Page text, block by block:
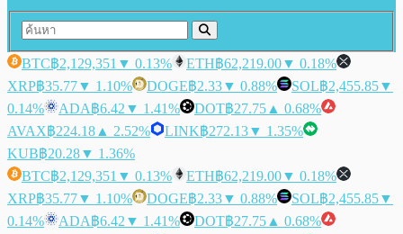
BTC฿2,129,351 ▼ 0.13% ETH฿62,219.00▼ 0.18%
XRP฿35.77▼ 1.10% DOGE฿2.33▼ 0.88% SOL฿2,455.85▼
0.14%
ADA฿6.42 ▼ 1.41% DOT฿27.75 ▲ 0.68%
AVAX฿224.18 ▲ 2.52% LINK฿272.13▼ 1.35%
KUB฿20.28▼ 1.36%
BTC฿2,129,351 ▼ 0.13% ETH฿62,219.00▼ 0.18%
XRP฿35.77▼ 1.10% DOGE฿2.33▼ 0.88% SOL฿2,455.85▼
0.14%
ADA฿6.42 ▼ 1.41% DOT฿27.75 ▲ 0.68%